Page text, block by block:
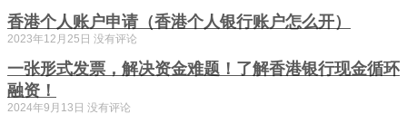
香港个人账户申请（香港个人银行账户怎么开）
2023年12月25日 没有评论
一张形式发票，解决资金难题！了解香港银行现金循环
融资！
2024年9月13日 没有评论